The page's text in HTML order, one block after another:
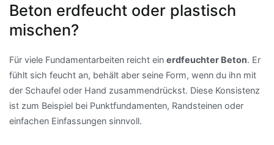
Beton erdfeucht oder plastisch
mischen?
Für viele Fundamentarbeiten reicht ein erdfeuchter Beton. Er
fühlt sich feucht an, behält aber seine Form, wenn du ihn mit
der Schaufel oder Hand zusammendrückst. Diese Konsistenz
ist zum Beispiel bei Punktfundamenten, Randsteinen oder
einfachen Einfassungen sinnvoll.